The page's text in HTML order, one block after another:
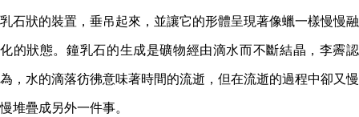
乳石狀的裝置，垂吊起來，並讓它的形體呈現著像蠟一樣慢慢融
化的狀態。鐘乳石的生成是礦物經由滴水而不斷結晶，李霽認
為，水的滴落彷彿意味著時間的流逝，但在流逝的過程中卻又慢
慢堆疊成另外一件事。